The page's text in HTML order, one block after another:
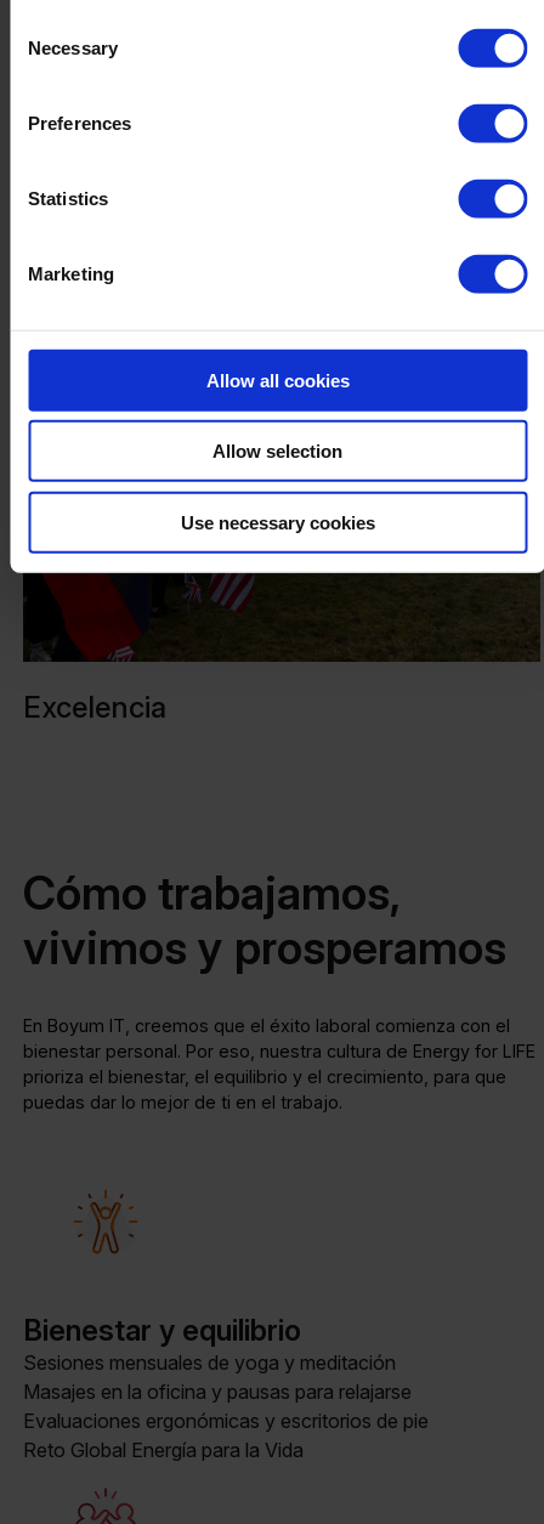
withdraw your consent at any time
Selection
Necessary
Preferences
Statistics
Marketing
Allow all cookies
Allow selection
Use necessary cookies
Excelencia
Cómo trabajamos,
vivimos y prosperamos
En Boyum IT, creemos que el éxito laboral comienza con el
bienestar personal. Por eso, nuestra cultura de Energy for LIFE
prioriza el bienestar, el equilibrio y el crecimiento, para que
puedas dar lo mejor de ti en el trabajo.
Bienestar y equilibrio
Sesiones mensuales de yoga y meditación
Masajes en la oficina y pausas para relajarse
Evaluaciones ergonómicas y escritorios de pie
Reto Global Energía para la Vida